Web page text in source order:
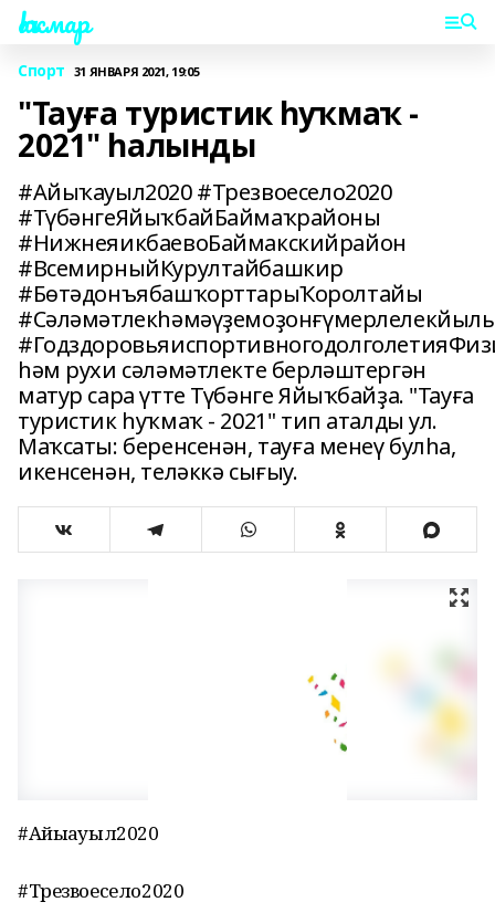
Һаҡмар
Спорт 31 ЯНВАРЯ 2021, 19:05
"Тауға туристик һуҡмаҡ -
2021" һалынды
#Айыҡауыл2020 #Трезвоесело2020
#ТүбәнгеЯйыҡбайБаймаҡрайоны
#НижнеяикбаевоБаймакскийрайон
#ВсемирныйКурултайбашкир
#БөтәдонъябашҡорттарыҠоролтайы
һәм рухи сәләмәтлекте берләштергән
матур сара үтте Түбәнге Яйыҡбайҙа. "Тауға
туристик һуҡмаҡ - 2021" тип аталды ул.
Маҡсаты: беренсенән, тауға менеү булһа,
икенсенән, теләккә сығыу.
#Айыҡауыл2020
#Трезвоесело2020